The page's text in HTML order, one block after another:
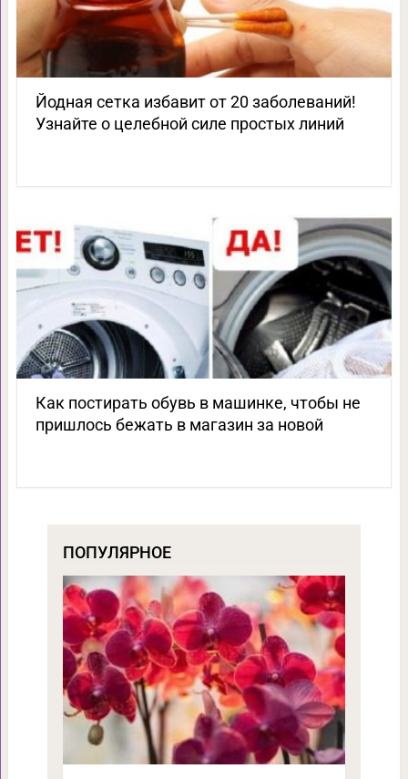
Йодная сетка избавит от 20 заболеваний!
Узнайте о целебной силе простых линий
Как постирать обувь в машинке, чтобы не
пришлось бежать в магазин за новой
ПОПУЛЯРНОЕ